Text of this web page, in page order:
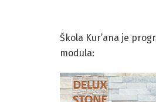
Škola Kur’ana je
modula: